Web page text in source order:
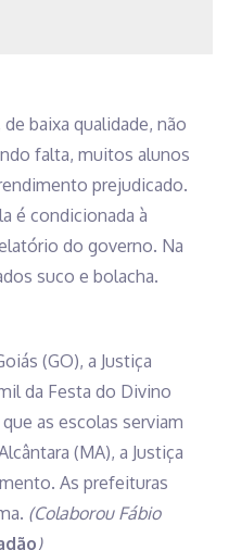
baixa qualidade, não
falta, muitos alunos
prejudicado.
é condicionada à
do governo. Na
suco e bolacha.
(GO), a Justiça
da Festa do Divino
as escolas serviam
(MA), a Justiça
As prefeituras
(Colaborou Fábio
)